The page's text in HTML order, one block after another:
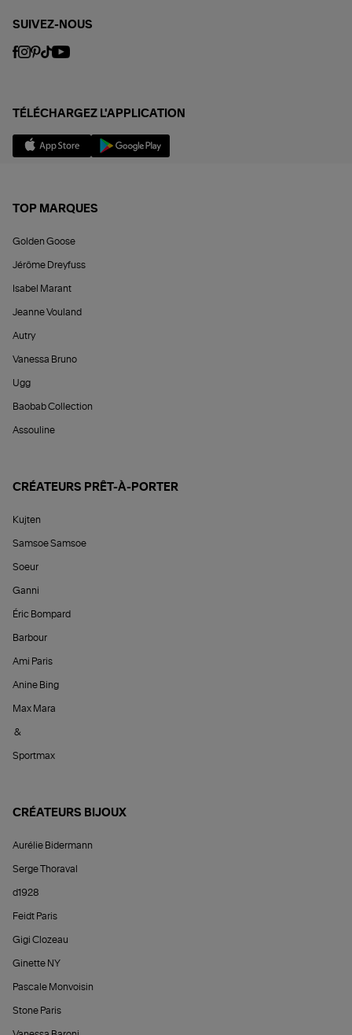
SUIVEZ-NOUS
TÉLÉCHARGEZ L'APPLICATION
TOP MARQUES
Golden Goose
Jérôme Dreyfuss
Isabel Marant
Jeanne Vouland
Autry
Vanessa Bruno
Ugg
Baobab Collection
Assouline
CRÉATEURS PRÊT-À-PORTER
Kujten
Samsoe Samsoe
Soeur
Ganni
Éric Bompard
Barbour
Ami Paris
Anine Bing
Max Mara
&
Sportmax
CRÉATEURS BIJOUX
Aurélie Bidermann
Serge Thoraval
d1928
Feidt Paris
Gigi Clozeau
Ginette NY
Pascale Monvoisin
Stone Paris